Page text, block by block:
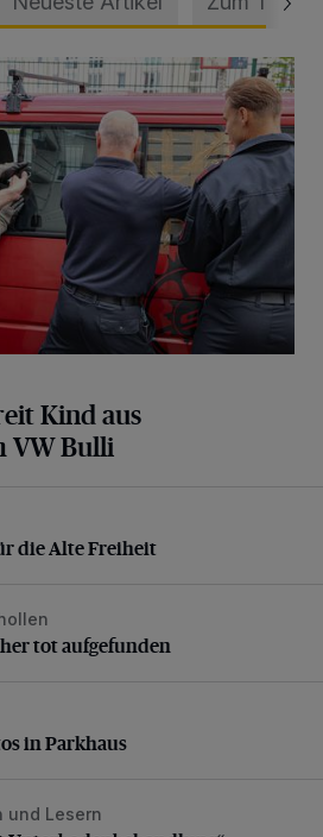
aus verschlossenem VW Bulli
Kind aus
VW Bulli
Alte Freiheit
die Alte Freiheit
tot aufgefunden
tot aufgefunden
in Parkhaus
in Parkhaus
und Lesern